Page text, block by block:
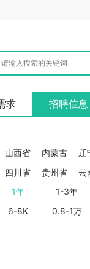
求 招聘信息
山西省 内蒙古
辽
四川省 贵州省
云
1年
1-3年
6-8K 0.8-1万